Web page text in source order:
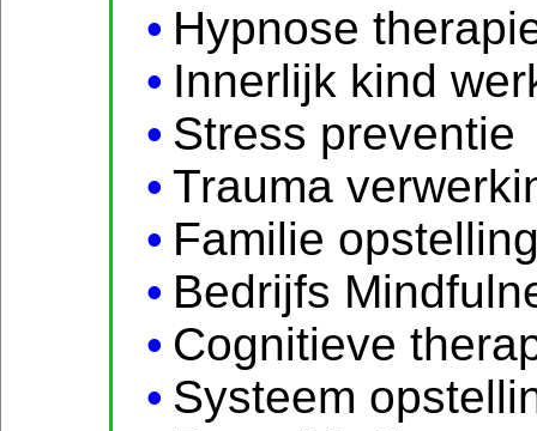
Hypnose
Innerlijk kind
Stress preventie
Trauma
Familie
Bedrijfs
Cognitieve
Systeem